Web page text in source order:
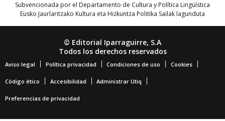
Subvencionada por el Departamento de Cultura y Política Lingüística
Eusko Jaurlaritzako Kultura eta Hizkuntza Politika Sailak lagunduta
© Editorial Iparraguirre, S.A
Todos los derechos reservados
Aviso legal Política privacidad Condiciones de uso Cookies
Código ético Accesibilidad Administrar Utiq
Preferencias de privacidad